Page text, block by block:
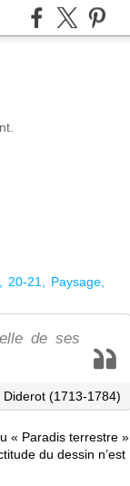
20-21
Paysage
de ses
Diderot (1713-1784)
« Paradis terrestre »
du dessin n’est